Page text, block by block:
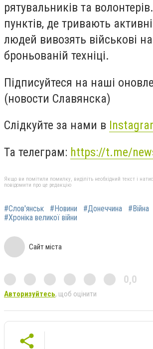
рятувальників та
пунктів, де тривають активні
людей вивозять військові на
броньованій техніці.
Підписуйтеся на наші
(новости Славянска)
Слідкуйте за нами в
Та телеграм: https://t.me/
Якщо ви помітили помилку, виділіть необхідний текст і
повідомити про це редакцію
#Слов'янськ #Новини #Донеччина
#Війна
#Хроніка великої війни
Сайт міста
0,0
Авторизуйтесь, щоб оцінити